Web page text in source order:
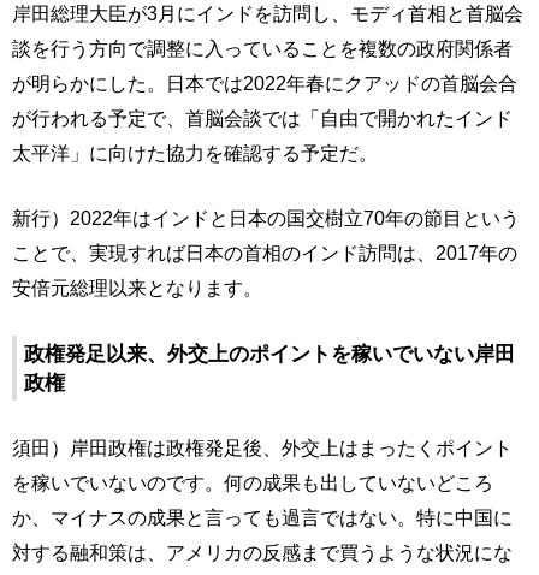
岸田総理大臣が3月にインドを訪問し、モディ首相と首脳会
談を行う方向で調整に入っていることを複数の政府関係者
が明らかにした。日本では2022年春にクアッドの首脳会合
が行われる予定で、首脳会談では「自由で開かれたインド
太平洋」に向けた協力を確認する予定だ。
新行）2022年はインドと日本の国交樹立70年の節目という
ことで、実現すれば日本の首相のインド訪問は、2017年の
安倍元総理以来となります。
政権発足以来、外交上のポイントを稼いでいない岸田
政権
須田）岸田政権は政権発足後、外交上はまったくポイント
を稼いでいないのです。何の成果も出していないどころ
か、マイナスの成果と言っても過言ではない。特に中国に
対する融和策は、アメリカの反感まで買うような状況にな